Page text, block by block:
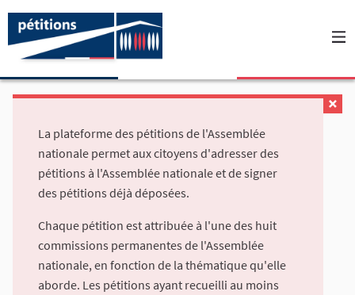
La plateforme des pétitions de l'Assemblée
nationale permet aux citoyens d'adresser des
pétitions à l'Assemblée nationale et de signer
des pétitions déjà déposées.
Chaque pétition est attribuée à l'une des huit
commissions permanentes de l'Assemblée
nationale, en fonction de la thématique qu'elle
aborde. Les pétitions ayant recueilli au moins